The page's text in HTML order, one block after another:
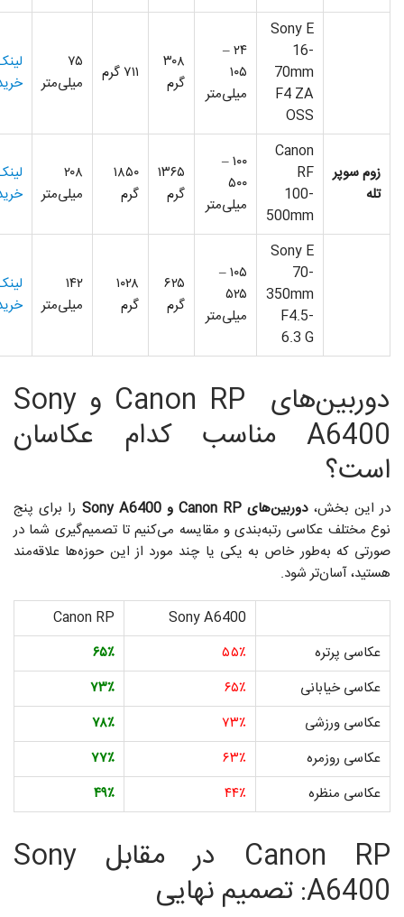
Sony E
16-
70mm
F4 ZA
OSS
۲۴ –
۱۰۵
میلی‌متر
۳۰۸
گرم
۷۱۱ گرم
۷۵
میلی‌متر
زوم سوپر
تله
Canon
RF
100-
500mm
۱۰۰ –
۵۰۰
میلی‌متر
۱۳۶۵
گرم
۱۸۵۰
گرم
۲۰۸
میلی‌متر
Sony E
70-
350mm
F4.5-
6.3 G
۱۰۵ –
۵۲۵
میلی‌متر
۶۲۵
گرم
۱۰۲۸
گرم
۱۴۲
میلی‌متر
دوربین‌های Canon RP و Sony
A6400 مناسب کدام عکاسان
است؟
در این بخش،دوربین‌های Canon RP و Sony A6400
را برای پنج
نوع مختلف عکاسی رتبه‌بندی و مقایسه می‌کنیم تا تصمیم‌گیری شما در
صورتی که به‌طور خاص به یکی یا چند مورد از این حوزه‌ها علاقه‌مند
هستید، آسان‌تر شود.
Sony A6400
Canon RP
عکاسی پرتره
۵۵٪
۶۵٪
عکاسی خیابانی
۶۵٪
۷۳٪
عکاسی ورزشی
۷۳٪
۷۸٪
عکاسی روزمره
۶۳٪
۷۷٪
عکاسی منظره
۴۴٪ ۴۹٪
Canon RP در مقابل Sony
A6400: تصمیم نهایی